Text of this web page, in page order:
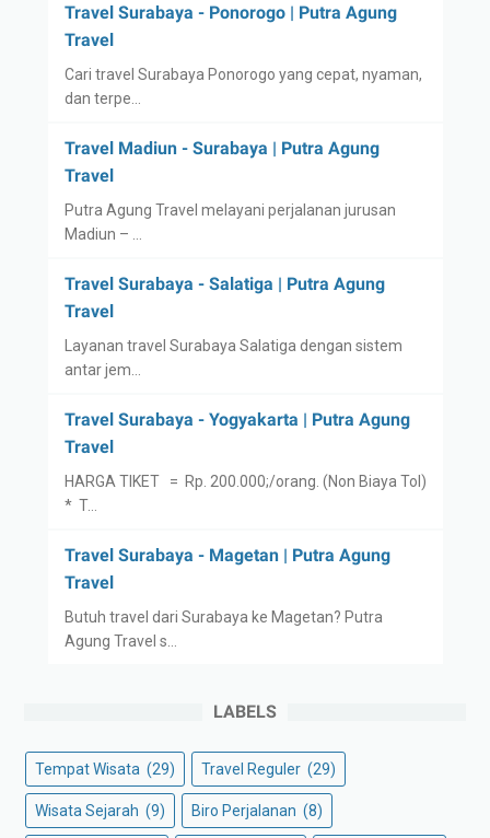
Travel Surabaya - Ponorogo | Putra Agung
Travel
Cari travel Surabaya Ponorogo yang cepat, nyaman,
dan terpe…
Travel Madiun - Surabaya | Putra Agung
Travel
Putra Agung Travel melayani perjalanan jurusan
Madiun – …
Travel Surabaya - Salatiga | Putra Agung
Travel
Layanan travel Surabaya Salatiga dengan sistem
antar jem…
Travel Surabaya - Yogyakarta | Putra Agung
Travel
HARGA TIKET = Rp. 200.000;/orang. (Non Biaya Tol)
* T…
Travel Surabaya - Magetan | Putra Agung
Travel
Butuh travel dari Surabaya ke Magetan? Putra
Agung Travel s…
LABELS
Tempat Wisata (29) Travel Reguler (29)
Wisata Sejarah (9) Biro Perjalanan (8)